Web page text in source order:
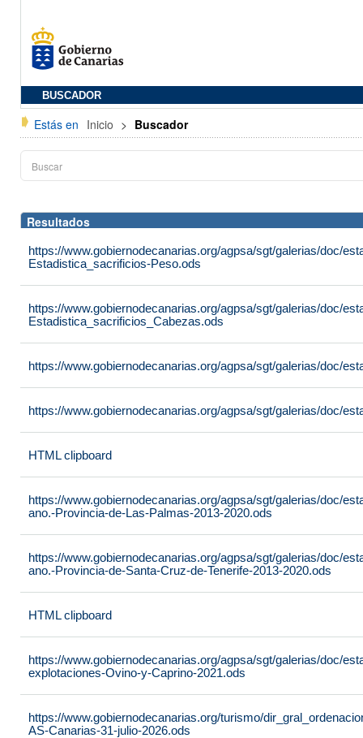
BUSCADOR
Estás en Inicio > Buscador
Resultados
https://www.gobiernodecanarias.org/agpsa/sgt/galerias/doc/
Estadistica_sacrificios-Peso.ods
https://www.gobiernodecanarias.org/agpsa/sgt/galerias/doc/
Estadistica_sacrificios_Cabezas.ods
https://www.gobiernodecanarias.org/agpsa/sgt/galerias/doc/
https://www.gobiernodecanarias.org/agpsa/sgt/galerias/doc/
HTML clipboard
https://www.gobiernodecanarias.org/agpsa/sgt/galerias/doc/
ano.-Provincia-de-Las-Palmas-2013-2020.ods
https://www.gobiernodecanarias.org/agpsa/sgt/galerias/doc/
ano.-Provincia-de-Santa-Cruz-de-Tenerife-2013-2020.ods
HTML clipboard
https://www.gobiernodecanarias.org/agpsa/sgt/galerias/doc/
explotaciones-Ovino-y-Caprino-2021.ods
https://www.gobiernodecanarias.org/turismo/
AS-Canarias-31-julio-2026.ods